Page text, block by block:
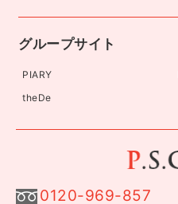
グループサイト
PIARY
theDe
0120-969-857